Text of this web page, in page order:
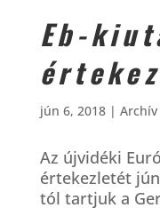
Eb-
jún 6, 2018| Archív
Az újvidéki
értekezletét
tól tartjuk a